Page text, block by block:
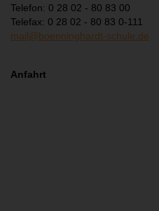
Telefon: 0 28 02 - 80 83 00
Telefax: 0 28 02 - 80 83 0-111
mail@boenninghardt-schule.de
Anfahrt